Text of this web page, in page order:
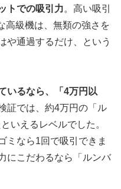
トでの吸引力。高い吸引
高級機は、無類の強さを
や通過するだけ、という
いるなら、「4万円以
証では、約4万円の「ル
いえるレベルでした。
ミなら1回で吸引できま
にこだわるなら「ルンバ